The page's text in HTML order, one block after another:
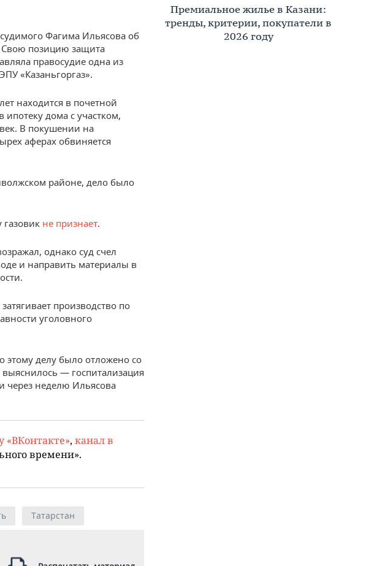
Фагима Ильясова об
Свою позицию защита
правосудие одна из
«Казаньгоргаз».
находится в почетной
ипотеку дома с участком,
В покушении на
аферах обвиняется
районе, дело было
не признает.
однако суд счел
и направить материалы в
производство по
уголовного
этому делу было отложено со
— госпитализация
через неделю Ильясова
«ВКонтакте», канал в
времени».
Татарстан
Премиальное жилье в Казани:
тренды, критерии, покупатели в
2026 году